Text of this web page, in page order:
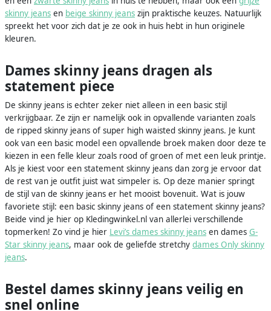
skinny jeans en beige skinny jeans zijn praktische keuzes. Natuurlijk
spreekt het voor zich dat je ze ook in huis hebt in hun originele
kleuren.
Dames skinny jeans dragen als
statement piece
De skinny jeans is echter zeker niet alleen in een basic stijl
verkrijgbaar. Ze zijn er namelijk ook in opvallende varianten zoals
de ripped skinny jeans of super high waisted skinny jeans. Je kunt
ook van een basic model een opvallende broek maken door deze te
kiezen in een felle kleur zoals rood of groen of met een leuk printje.
Als je kiest voor een statement skinny jeans dan zorg je ervoor dat
de rest van je outfit juist wat simpeler is. Op deze manier springt
de stijl van de skinny jeans er het mooist bovenuit. Wat is jouw
favoriete stijl: een basic skinny jeans of een statement skinny jeans?
Beide vind je hier op Kledingwinkel.nl van allerlei verschillende
topmerken! Zo vind je hier Levi’s dames skinny jeans en dames G-
Star skinny jeans, maar ook de geliefde stretchy dames Only skinny
jeans.
Bestel dames skinny jeans veilig en
snel online